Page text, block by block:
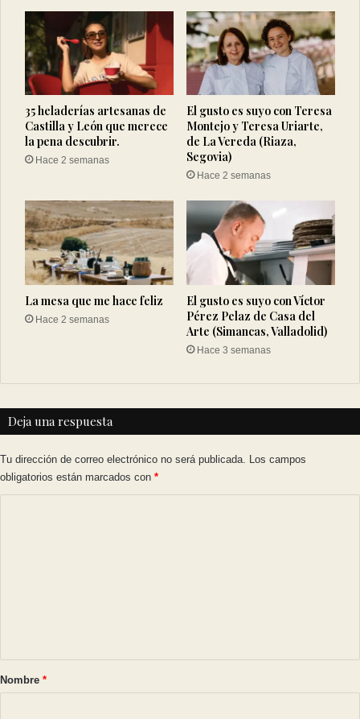
35 heladerías artesanas de
Castilla y León que merece
la pena descubrir.
Hace 2 semanas
El gusto es suyo con Teresa
Montejo y Teresa Uriarte,
de La Vereda (Riaza,
Segovia)
Hace 2 semanas
La mesa que me hace feliz
Hace 2 semanas
El gusto es suyo con Víctor
Pérez Pelaz de Casa del
Arte (Simancas, Valladolid)
Hace 3 semanas
Deja una respuesta
Tu dirección de correo electrónico no será publicada. Los campos
obligatorios están marcados con *
r
Nombre *